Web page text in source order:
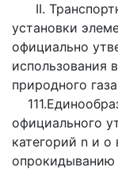
II.
установки
официально
использования
природного
официального
категорий n и
опрокидыванию